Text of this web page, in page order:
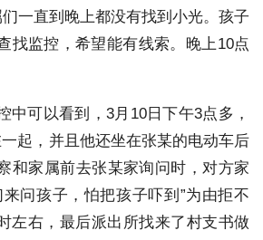
一直到晚上都没有找到小光。孩子
找监控，希望能有线索。晚上10点
中可以看到，3月10日下午3点多，
起，并且他还坐在张某的电动车后
和家属前去张某家询问时，对方家
问孩子，怕把孩子吓到”为由拒不
左右，最后派出所找来了村支书做